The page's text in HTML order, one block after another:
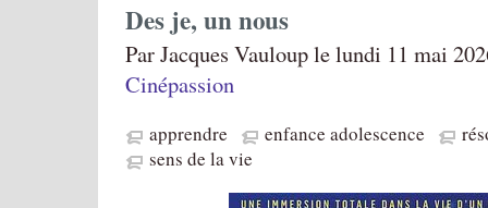
Des je, un nous
Par Jacques Vauloup le lundi 11 mai
Cinépassion
apprendre enfance adolescence
sens de la vie